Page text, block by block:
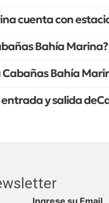
cuenta con
Bahía Marina?
Cabañas Bahía
entrada y salida
Ingrese su Email